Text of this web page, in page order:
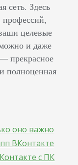
сеть. Здесь
профессий,
целевые
и даже
прекрасное
полноценная
оно важно
ВКонтакте
с ПК